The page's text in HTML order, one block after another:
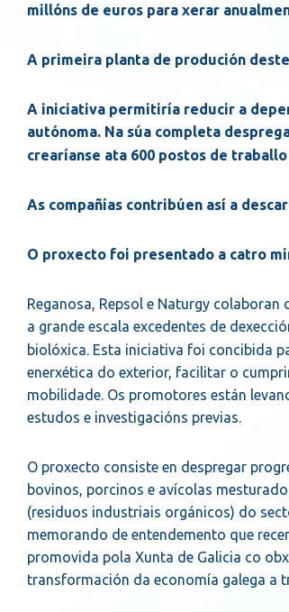
millóns de euros para xerar
A primeira planta de produción
A iniciativa permitiría reducir a
autónoma. Na súa completa
crearíanse ata 600 postos de
As compañías contribúen así a
O proxecto foi presentado a catro
Reganosa, Repsol e Naturgy
a grande escala excedentes de
biolóxica. Esta iniciativa foi concibida
enerxética do exterior, facilitar o
mobilidade. Os promotores están
estudos e investigacións previas.
O proxecto consiste en despregar
bovinos, porcinos e avícolas
(residuos industriais orgánicos) do
memorando de entendemento que
promovida pola Xunta de Galicia co
transformación da economía galega a